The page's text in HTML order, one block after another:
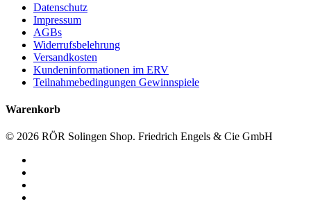
Datenschutz
Impressum
AGBs
Widerrufsbelehrung
Versandkosten
Kundeninformationen im ERV
Teilnahmebedingungen Gewinnspiele
Warenkorb
© 2026 RÖR Solingen Shop. Friedrich Engels & Cie GmbH